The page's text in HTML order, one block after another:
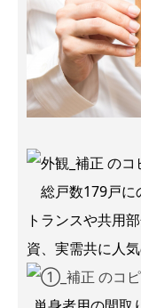
総戸数179戸に
トランスや共用
資、実需共に人